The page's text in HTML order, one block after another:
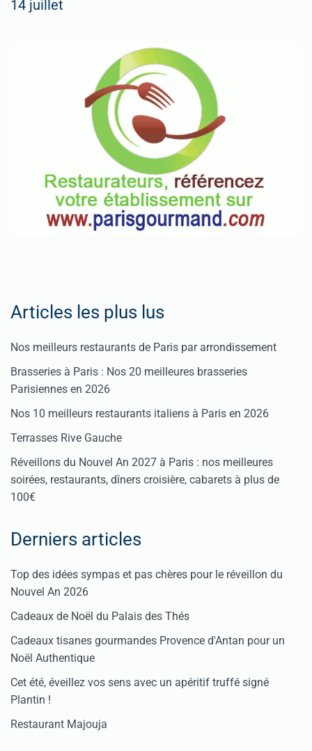
14 juillet
Articles les plus lus
Nos meilleurs restaurants de Paris par arrondissement
Brasseries à Paris : Nos 20 meilleures brasseries
Parisiennes en 2026
Nos 10 meilleurs restaurants italiens à Paris en 2026
Terrasses Rive Gauche
Réveillons du Nouvel An 2027 à Paris : nos meilleures
soirées, restaurants, dîners croisière, cabarets à plus de
100€
Derniers articles
Top des idées sympas et pas chères pour le réveillon du
Nouvel An 2026
Cadeaux de Noël du Palais des Thés
Cadeaux tisanes gourmandes Provence d'Antan pour un
Noël Authentique
Cet été, éveillez vos sens avec un apéritif truffé signé
Plantin !
Restaurant Majouja